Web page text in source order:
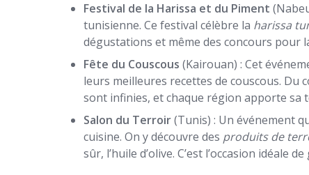
Festival de la Harissa et du Piment
tunisienne. Ce festival célèbre la harissa
dégustations et même des concours pour
Fête du Couscous (Kairouan) : Cet
leurs meilleures recettes de couscous. Du
sont infinies, et chaque région apporte sa
Salon du Terroir(Tunis) : Un événement
cuisine. On y découvre des produits de
sûr, l’huile d’olive. C’est l’occasion idéale